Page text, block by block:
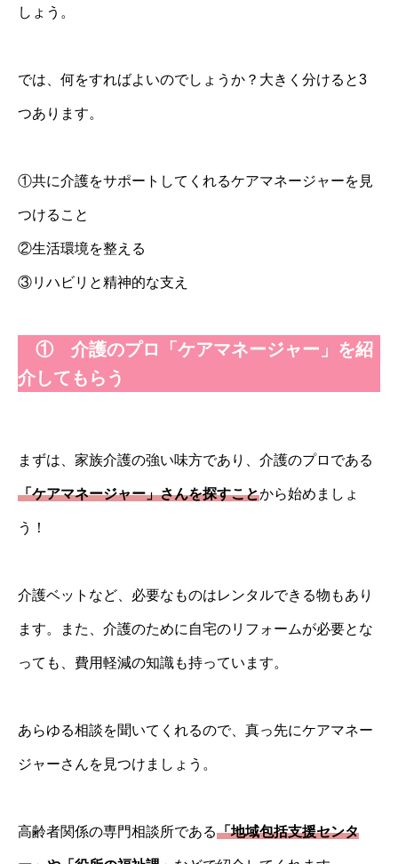
しょう。
では、何をすればよいのでしょうか？大きく分けると3
つあります。
①共に介護をサポートしてくれるケアマネージャーを見
つけること
②生活環境を整える
③リハビリと精神的な支え
① 介護のプロ「ケアマネージャー」を紹
介してもらう
まずは、家族介護の強い味方であり、介護のプロである
「ケアマネージャー」さんを探すことから始めましょ
う！
介護ベットなど、必要なものはレンタルできる物もあり
ます。また、介護のために自宅のリフォームが必要とな
っても、費用軽減の知識も持っています。
あらゆる相談を聞いてくれるので、真っ先にケアマネー
ジャーさんを見つけましょう。
高齢者関係の専門相談所である「地域包括支援センタ